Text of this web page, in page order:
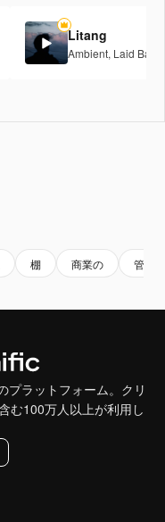
Litang
Ambient, Laid Back
棚 商業の 管理
プラットフォーム。クリ
む100万人以上が利用し